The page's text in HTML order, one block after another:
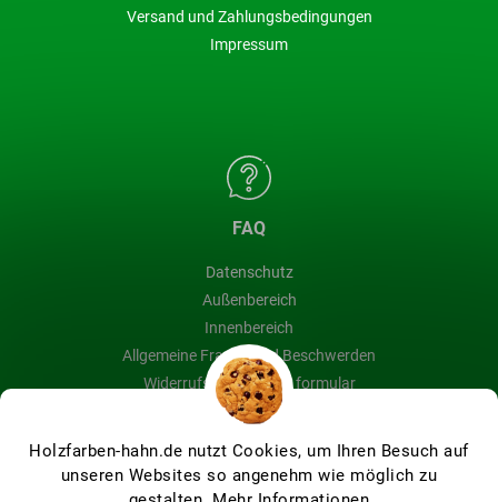
Holzfarben-hahn.de nutzt Cookies, um Ihren Besuch auf
unseren Websites so angenehm wie möglich zu
Versand und Zahlungsbedingungen
Impressum
FAQ
Datenschutz
Außenbereich
Innenbereich
Allgemeine Fragen und Beschwerden
Widerrufsbelehrung & formular
Blog